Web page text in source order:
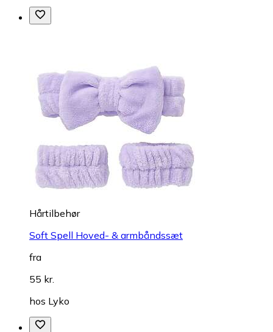
Hårtilbehør
Soft Spell Hoved- & armbåndssæt
fra
55 kr.
hos Lyko